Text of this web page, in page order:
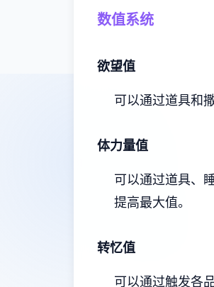
数值系统
欲望值
可以通过道具和
体力量值
可以通过道具、
提高最大值。
转忆值
可以通过触发各